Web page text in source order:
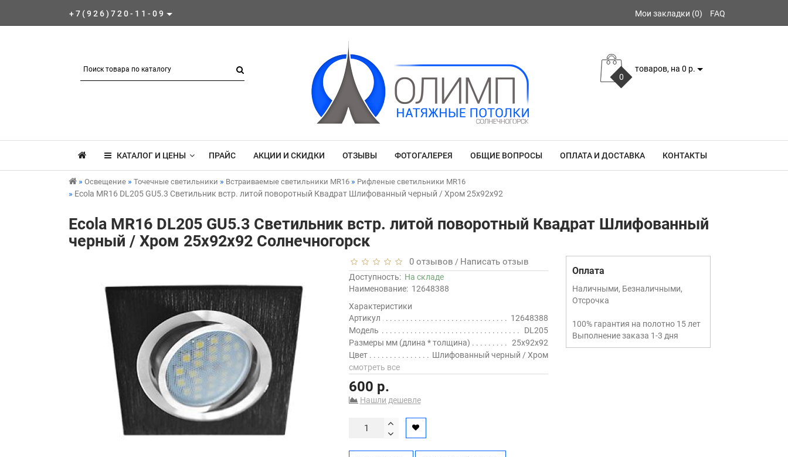
+7(926)720-11-09 Мои закладки (0) FAQ
0
товаров, на 0 р.
КАТАЛОГ И ЦЕНЫ ПРАЙС АКЦИИ И СКИДКИ ОТЗЫВЫ ФОТОГАЛЕРЕЯ ОБЩИЕ ВОПРОСЫ ОПЛАТА И ДОСТАВКА КОНТАКТЫ
Освещение Точечные светильники Встраиваемые светильники MR16 Рифленые светильники MR16
Ecola MR16 DL205 GU5.3 Светильник встр. литой поворотный Квадрат Шлифованный черный / Хром 25x92x92
Ecola MR16 DL205 GU5.3 Светильник встр. литой поворотный Квадрат Шлифованный
черный / Хром 25x92x92 Солнечногорск
0 отзывов / Написать отзыв
Доступность: На складе
Наименование: 12648388
Характеристики
Артикул
12648388
Модель
DL205
Размеры мм (длина * толщина)
25x92x92
Цвет
Шлифованный черный / Хром
смотреть все
600 р.
Нашли дешевле
Оплата
Наличными, Безналичными,
Отсрочка
100% гарантия на полотно 15 лет
Выполнение заказа 1-3 дня